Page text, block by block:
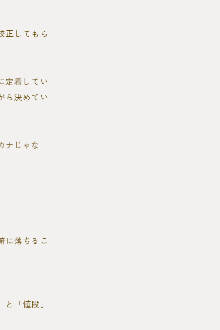
正してもら
定着してい
ら決めてい
ナじゃな
に落ちるこ
「値段」